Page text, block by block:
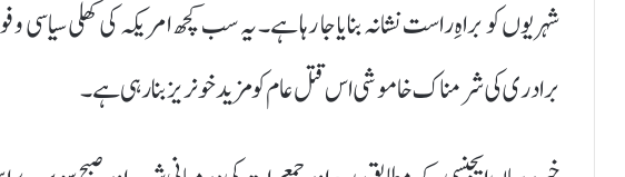
شہریوں کو براہِ راست نشانہ بنایا جا رہا ہے۔ یہ سب کچھ امریکہ کی کھلی سیاسی
برادری کی شرمناک خاموشی اس قتل عام کو مزید خونریز بنا رہی ہے۔